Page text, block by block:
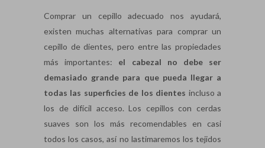
Comprar un cepillo adecuado nos ayudará,
existen muchas alternativas para comprar un
cepillo de dientes, pero entre las propiedades
más importantes: el cabezal no debe ser
demasiado grande para que pueda llegar a
todas las superficies de los dientes incluso a
los de difícil acceso. Los cepillos con cerdas
suaves son los más recomendables en casi
todos los casos, así no lastimaremos los tejidos